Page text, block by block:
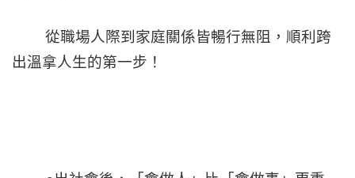
從職場人際到家庭關係皆暢行無阻，順利跨
出溫拿人生的第一步！